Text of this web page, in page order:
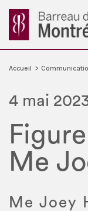
Accueil >
4 mai
Me
Me Joey